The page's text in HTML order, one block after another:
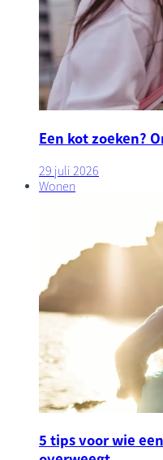
Een kot zoeken?
29 juli 2026
Wonen
5 tips voor wie